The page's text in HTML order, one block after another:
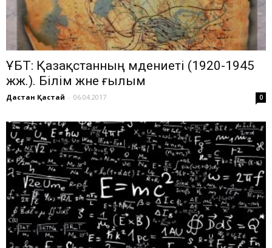
ҰБТ: Қазақстанның мәдениеті (1920-1945
жж.). Білім және ғылым
Дастан Қастай - 06.04.2017 0